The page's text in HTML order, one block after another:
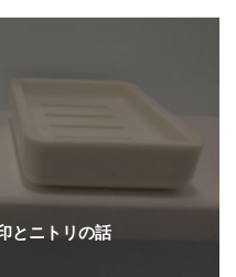
とニトリの話